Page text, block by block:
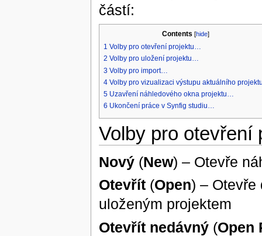
částí:
Contents [hide]
1 Volby pro otevření projektu…
2 Volby pro uložení projektu…
3 Volby pro import…
4 Volby pro vizualizaci výstupu aktuálního
5 Uzavření náhledového okna projektu…
6 Ukončení práce v Synfig studiu…
Volby pro
Nový(New) – Otevře
Otevřít(Open) – Otevře
uloženým projektem
Otevřít nedávný(Open